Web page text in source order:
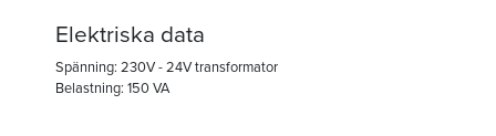
Elektriska data
Spänning: 230V - 24V transformator
Belastning: 150 VA